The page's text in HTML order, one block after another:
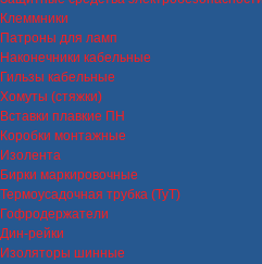
Клеммники
Патроны для ламп
Наконечники кабельные
Гильзы кабельные
Хомуты (стяжки)
Вставки плавкие ПН
Коробки монтажные
Изолента
Бирки маркировочные
Термоусадочная трубка (ТуТ)
Гофродержатели
Дин-рейки
Изоляторы шинные